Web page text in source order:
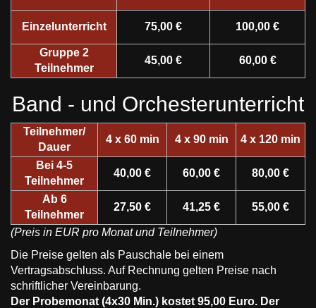
Einzelunterricht 75,00 € 100,00 €
Gruppe 2
Teilnehmer
45,00 € 60,00 €
Band - und Orchesterunterricht
Teilnehmer/
Dauer
4 x 60 min 4 x 90 min 4 x 120 min
Bei 4-5
Teilnehmer
40,00 € 60,00 € 80,00 €
Ab 6
Teilnehmer
27,50 € 41,25 € 55,00 €
(Preis in EUR pro Monat und Teilnehmer)
Die Preise gelten als Pauschale bei einem
Vertragsabschluss. Auf Rechnung gelten Preise nach
schriftlicher Vereinbarung.
Der Probemonat (4x30 Min.) kostet 95,00 Euro. Der